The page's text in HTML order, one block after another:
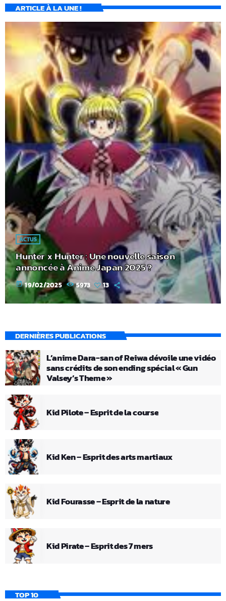
ARTICLE À LA UNE !
ACTUS
Hunter x Hunter : Une nouvelle saison
annoncée à Anime Japan 2025 ?
today 19/02/2025 5973 13
DERNIÈRES PUBLICATIONS
L’anime Dara-san of Reiwa dévoile une vidéo
sans crédits de son ending spécial « Gun
Valsey’s Theme »
Kid Pilote – Esprit de la course
Kid Ken – Esprit des arts martiaux
Kid Fourasse – Esprit de la nature
Kid Pirate – Esprit des 7 mers
TOP 10